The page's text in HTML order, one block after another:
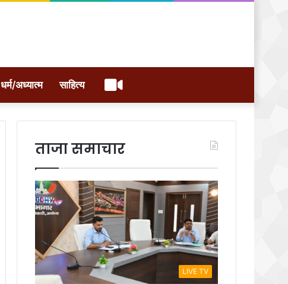
धर्म/अध्यात्म साहित्य वीडियो
ताजा समाचार
LIVE TV